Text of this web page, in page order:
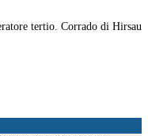
tertio. Corrado di Hirsau